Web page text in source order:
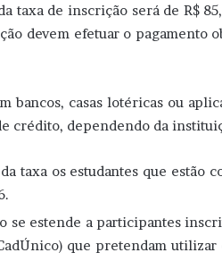
taxa de inscrição será de R$
devem efetuar o pagamento
bancos, casas lotéricas ou
crédito, dependendo da
taxa os estudantes que estão
se estende a participantes
que pretendam